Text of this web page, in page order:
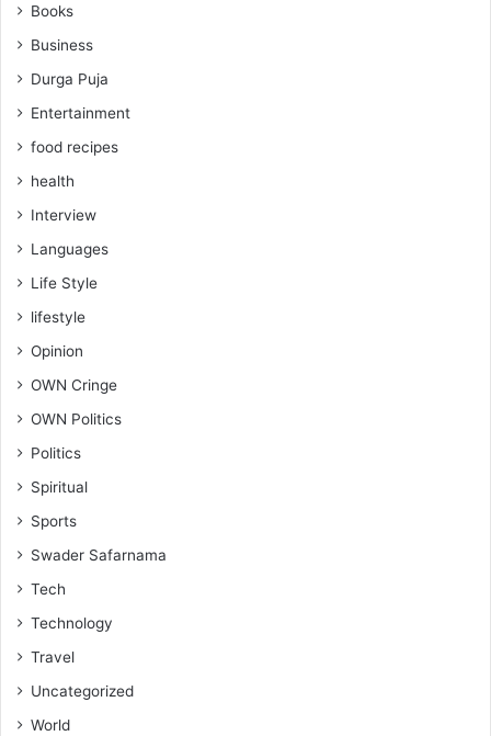
Books
Business
Durga Puja
Entertainment
food recipes
health
Interview
Languages
Life Style
lifestyle
Opinion
OWN Cringe
OWN Politics
Politics
Spiritual
Sports
Swader Safarnama
Tech
Technology
Travel
Uncategorized
World